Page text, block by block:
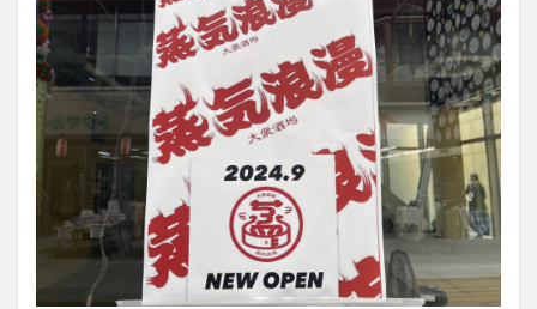
衆議院選挙
複合公共施設
観光スポット
話題
豊後大野 豊後大野市
豊後高田市
買い物
農業文化公園
道の駅
鉄道ジオラマ
閉店 閉院
開店閉店
開店閉店まとめ
韓国
韓国料理
音楽
飛行機 飲み物 高崎山
検索